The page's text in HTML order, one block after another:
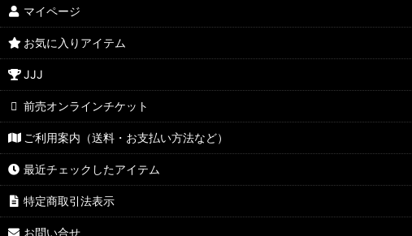
マイページ
お気に入りアイテム
JJJ
前売オンラインチケット
ご利用案内（送料・お支払い方法など）
最近チェックしたアイテム
特定商取引法表示
お問い合せ